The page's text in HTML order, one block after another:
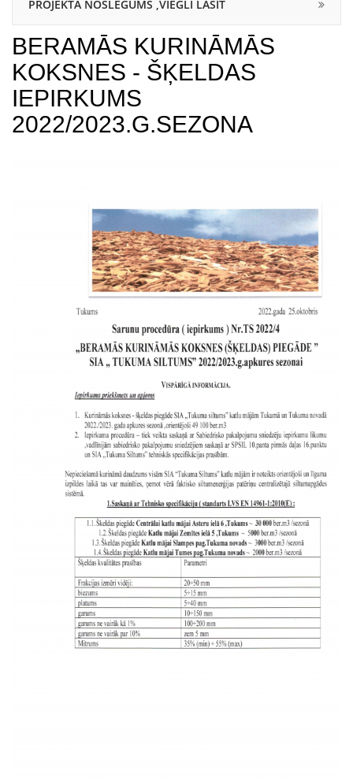
PROJEKTA NOSLEGUMS ,VIEGLI LASĪT
BERAMĀS KURINĀMĀS
KOKSNES - ŠĶELDAS
IEPIRKUMS
2022/2023.G.SEZONA